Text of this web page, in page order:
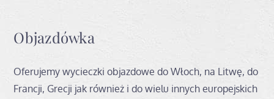
Objazdówka
Oferujemy wycieczki objazdowe do Włoch, na Litwę, do
Francji, Grecji jak również i do wielu innych europejskich